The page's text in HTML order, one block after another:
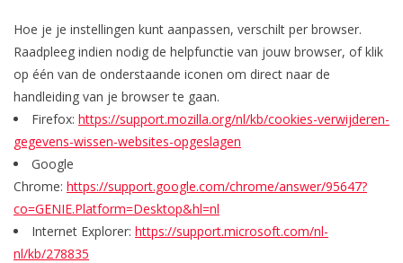
Hoe je je instellingen kunt aanpassen, verschilt per browser.
Raadpleeg indien nodig de helpfunctie van jouw browser, of klik
op één van de onderstaande iconen om direct naar de
handleiding van je browser te gaan.
Firefox: https://support.mozilla.org/nl/kb/cookies-verwijderen-
gegevens-wissen-websites-opgeslagen
Google
Chrome: https://support.google.com/chrome/answer/95647?
co=GENIE.Platform=Desktop&hl=nl
Internet Explorer: https://support.microsoft.com/nl-
nl/kb/278835